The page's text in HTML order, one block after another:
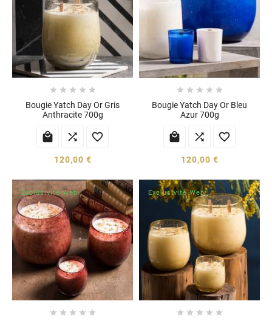
    
Bougie Yatch Day Or Gris
Anthracite 700g
  
120,00 €
    
Bougie Yatch Day Or Bleu
Azur 700g
  
120,00 €
Exclusivité Web !
    
Exclusivité Web !
    